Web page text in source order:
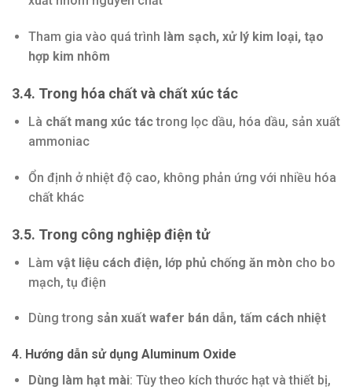
Tham gia vào quá trình làm sạch, xử lý kim loại, tạo
hợp kim nhôm
3.4. Trong hóa chất và chất xúc tác
Là chất mang xúc táctrong lọc dầu, hóa dầu, sản xuất
ammoniac
Ổn định ở nhiệt độ cao, không phản ứng với nhiều hóa
chất khác
3.5. Trong công nghiệp điện tử
Làm vật liệu cách điện, lớp phủ chống ăn mòncho bo
mạch, tụ điện
Dùng trong sản xuất wafer bán dẫn, tấm cách nhiệt
4. Hướng dẫn sử dụng Aluminum Oxide
Dùng làm hạt mài: Tùy theo kích thước hạt và thiết bị,